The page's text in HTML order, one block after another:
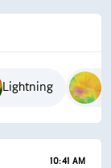
Lightning
10:41 AM